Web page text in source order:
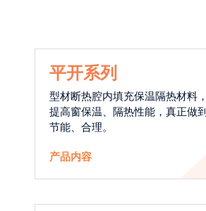
平开系列
型材断热腔内填充保温隔热材料，
提高窗保温、隔热性能，真正做到
节能、合理。
产品内容